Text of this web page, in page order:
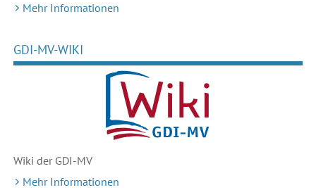
Mehr Informationen
GDI-MV-WIKI
Wiki der GDI-MV
Mehr Informationen